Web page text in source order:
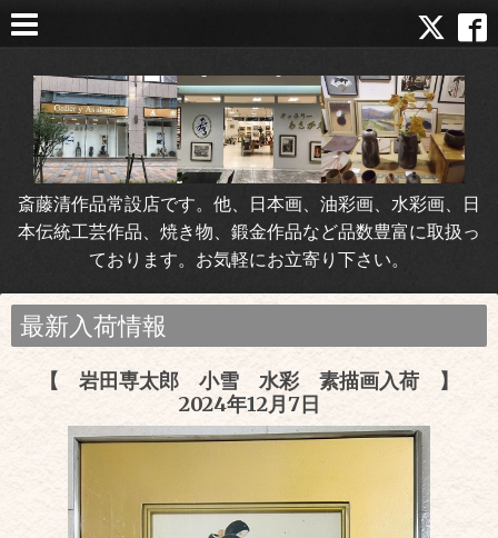
斎藤清作品常設店です。他、日本画、油彩画、水彩画、日
本伝統工芸作品、焼き物、鍛金作品など品数豊富に取扱っ
ております。お気軽にお立寄り下さい。
最新入荷情報
【 岩田専太郎 小雪 水彩 素描画入荷 】
2024年12月7日